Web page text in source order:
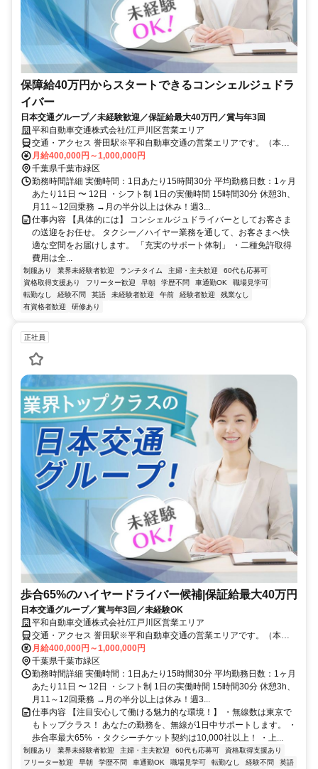
保障給40万円からスタートできるコンシェルジュドラ
イバー
日本交通グループ／未経験歓迎／保証給最大40万円／賞与年3回
平和自動車交通株式会社/江戸川区営業エリア
交通・アクセス 誉田駅※平和自動車交通の営業エリアです。（本社
住所:東京都江戸川区松江3-1-8）
月給400,000円～1,000,000円
千葉県千葉市緑区
勤務時間詳細 実働時間：1日あたり15時間30分 平均勤務日数：1ヶ月
あたり11日 〜 12日 ・シフト制 1日の実働時間 15時間30分 休憩3h、
月11～12回乗務 →月の半分以上は休み！週3...
仕事内容 【具体的には】 コンシェルジュドライバーとしてお客さま
の送迎をお任せ。 タクシー／ハイヤー業務を通して、お客さまへ快
適な空間をお届けします。 「充実のサポート体制」 ・二種免許取得
費用は全...
制服あり 業界未経験者歓迎 ランチタイム 主婦・主夫歓迎
60代も応募可
資格取得支援あり
フリーター歓迎 早朝 学歴不問 車通勤OK
職場見学可
転勤なし
経験不問 英語 未経験者歓迎 午前 経験者歓迎
残業なし
有資格者歓迎
研修あり
正社員
歩合65%のハイヤードライバー候補|保証給最大40万円
日本交通グループ／賞与年3回／未経験OK
平和自動車交通株式会社/江戸川区営業エリア
交通・アクセス 誉田駅※平和自動車交通の営業エリアです。（本社
住所:東京都江戸川区松江3-1-8）
月給400,000円～1,000,000円
千葉県千葉市緑区
勤務時間詳細 実働時間：1日あたり15時間30分 平均勤務日数：1ヶ月
あたり11日 〜 12日 ・シフト制 1日の実働時間 15時間30分 休憩3h、
月11～12回乗務 →月の半分以上は休み！週3...
仕事内容 【注目安心して働ける魅力的な環境！】 ・無線数は東京で
もトップクラス！ あなたの勤務を、無線が1日中サポートします。 ・
歩合率最大65% ・タクシーチケット契約は10,000社以上！ ・上...
制服あり 業界未経験者歓迎 主婦・主夫歓迎 60代も応募可
資格取得支援あり
フリーター歓迎
早朝 学歴不問 車通勤OK 職場見学可 転勤なし 経験不問
英語